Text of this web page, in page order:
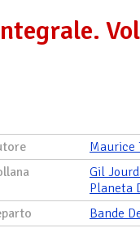
Maurice
Gil
Planeta
Bande